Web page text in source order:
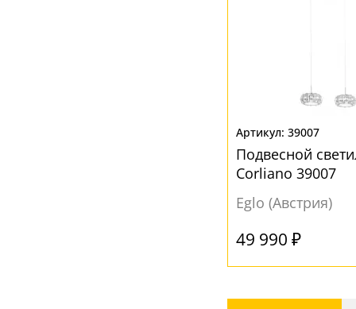
39007
Подвесной
Corliano 39007
Eglo (Австрия)
49 990 ₽